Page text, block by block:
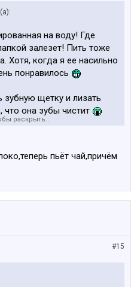
на воду! Где
залезет! Пить тоже
Хотя, когда я ее насильно
понравилось
щетку и лизать
она зубы чистит
еще на елочку. Вообще
Правда, если во-время
потянула и 2-ух
раскрыть...
пьёт чай,причём
#15